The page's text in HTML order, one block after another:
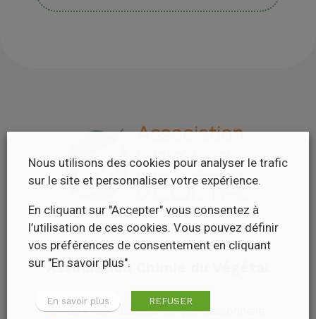
Association Chimie du Végétal
L’ACDV est l’association professionnelle
Nous utilisons des cookies pour analyser le trafic
sur le site et personnaliser votre expérience.
En cliquant sur "Accepter" vous consentez à
l’utilisation de ces cookies. Vous pouvez définir
vos préférences de consentement en cliquant
sur "En savoir plus".
En savoir plus REFUSER